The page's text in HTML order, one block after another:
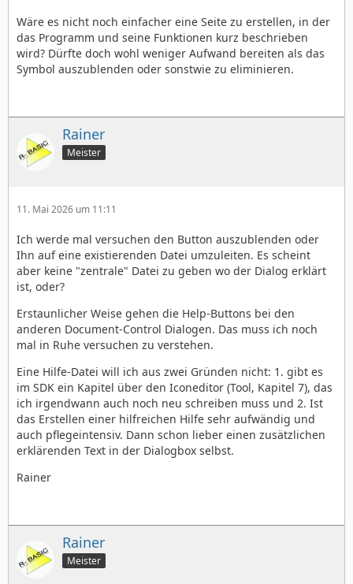
Wäre es nicht noch einfacher eine Seite zu erstellen, in der
das Programm und seine Funktionen kurz beschrieben
wird? Dürfte doch wohl weniger Aufwand bereiten als das
Symbol auszublenden oder sonstwie zu eliminieren.
Rainer
Meister
11. Mai 2026 um 11:11
Ich werde mal versuchen den Button auszublenden oder
Ihn auf eine existierenden Datei umzuleiten. Es scheint
aber keine "zentrale" Datei zu geben wo der Dialog erklärt
ist, oder?
Erstaunlicher Weise gehen die Help-Buttons bei den
anderen Document-Control Dialogen. Das muss ich noch
mal in Ruhe versuchen zu verstehen.
Eine Hilfe-Datei will ich aus zwei Gründen nicht: 1. gibt es
im SDK ein Kapitel über den Iconeditor (Tool, Kapitel 7), das
ich irgendwann auch noch neu schreiben muss und 2. Ist
das Erstellen einer hilfreichen Hilfe sehr aufwändig und
auch pflegeintensiv. Dann schon lieber einen zusätzlichen
erklärenden Text in der Dialogbox selbst.
Rainer
Rainer
Meister